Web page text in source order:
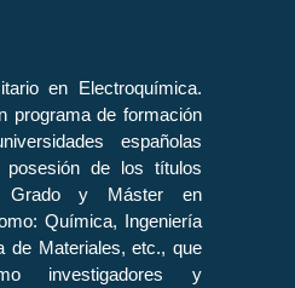
en Electroquímica.
programa de formación
españolas
de los títulos
Grado y Máster en
Química, Ingeniería
de Materiales, etc., que
investigadores y